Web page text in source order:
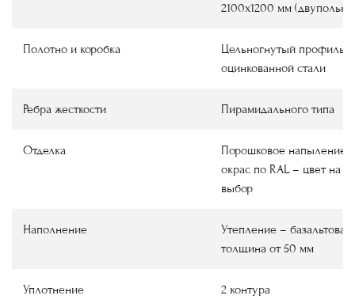
2100х1200 мм
Полотно и коробка
Цельногнутый профиль
оцинкованной стали
Ребра жесткости Пирамидального типа
Отделка
Порошковое напыление
окрас по RAL – цвет на
выбор
Наполнение
Утепление – базальтовая
толщина от 50 мм
Уплотнение 2 контура